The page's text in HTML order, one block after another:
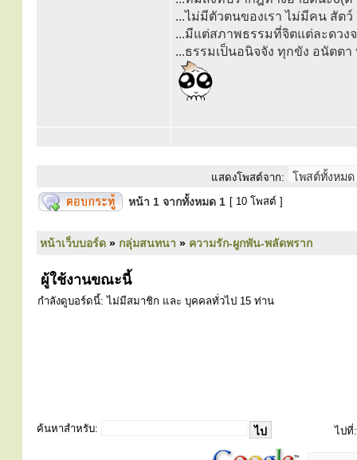
...ไม่มีตัวตนของเรา ไม่มีคน สัต
...มีแต่สภาพธรรมที่จิตแต่ละดว
...ธรรมเป็นอนิจจัง ทุกขัง อนัตต
แสดงโพสต์จาก:
หน้า 1 จากทั้งหมด 1 [ 10 โพสต์ ]
หน้าเว็บบอร์ด » กลุ่มสนทนา » ความรัก-ผูกพัน-พลัดพราก
ผู้ใช้งานขณะนี้
กำลังดูบอร์ดนี้: ไม่มีสมาชิก และ บุคคลทั่วไป 15 ท่าน
ค้นหาสำหรับ: ไปที่: